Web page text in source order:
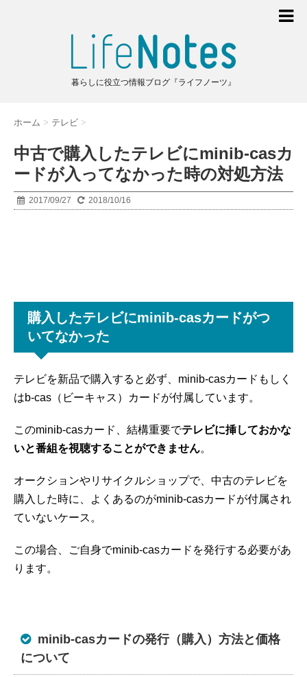
暮らしに役立つ情報ブログ『ライフノーツ』
ホーム > テレビ >
中古で購入したテレビにminib-casカ
ードが入ってなかった時の対処方法
2017/09/27 2018/10/16
購入したテレビにminib-casカードがつ
いてなかった
テレビを新品で購入すると必ず、minib-casカードもしく
はb-cas（ビーキャス）カードが付属しています。
このminib-casカード、結構重要でテレビに挿しておかな
いと番組を視聴することができません。
オークションやリサイクルショップで、中古のテレビを
購入した時に、よくあるのがminib-casカードが付属され
ていないケース。
この場合、ご自身でminib-casカードを発行する必要があ
ります。
minib-casカードの発行（購入）方法と価格
について